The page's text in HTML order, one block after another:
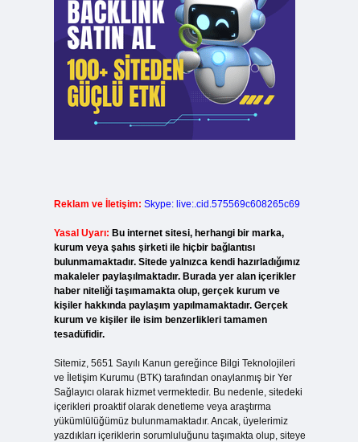
Reklam ve İletişim: Skype: live:.cid.575569c608265c69
Yasal Uyarı: Bu internet sitesi, herhangi bir marka,
kurum veya şahıs şirketi ile hiçbir bağlantısı
bulunmamaktadır. Sitede yalnızca kendi hazırladığımız
makaleler paylaşılmaktadır. Burada yer alan içerikler
haber niteliği taşımamakta olup, gerçek kurum ve
kişiler hakkında paylaşım yapılmamaktadır. Gerçek
kurum ve kişiler ile isim benzerlikleri tamamen
tesadüfidir.
Sitemiz, 5651 Sayılı Kanun gereğince Bilgi Teknolojileri
ve İletişim Kurumu (BTK) tarafından onaylanmış bir Yer
Sağlayıcı olarak hizmet vermektedir. Bu nedenle, sitedeki
içerikleri proaktif olarak denetleme veya araştırma
yükümlülüğümüz bulunmamaktadır. Ancak, üyelerimiz
yazdıkları içeriklerin sorumluluğunu taşımakta olup, siteye